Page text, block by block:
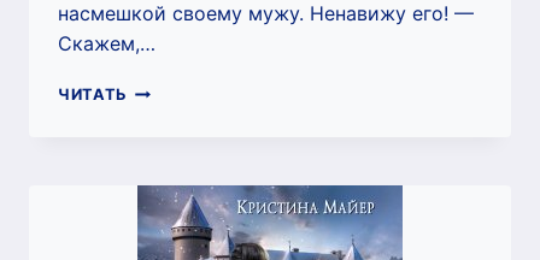
насмешкой своему мужу. Ненавижу его! —
Скажем,…
ЧИТАТЬ ЛИШНЯЯ